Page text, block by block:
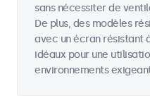
sans nécessiter de
De plus, des modèles
avec un écran résistant
idéaux pour une
environnements